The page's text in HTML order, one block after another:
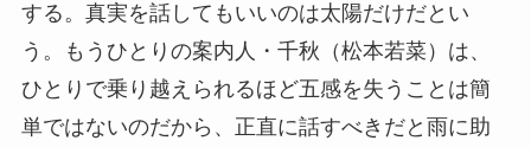
する。真実を話してもいいのは太陽だけだとい
う。もうひとりの案内人・千秋（松本若菜）は、
ひとりで乗り越えられるほど五感を失うことは簡
単ではないのだから、正直に話すべきだと雨に助